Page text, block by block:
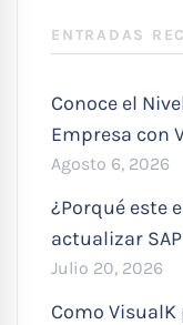
ENTRADAS
Conoce el
Empresa con
Agosto 6, 2026
¿Porqué este
actualizar
Julio 20, 2026
Como